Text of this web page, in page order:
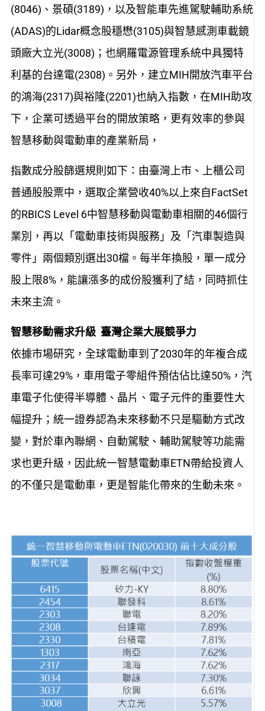
(8046)、景碩(3189)，以及智能車先進駕駛輔助系統
(ADAS)的Lidar概念股穩懋(3105)與智慧感測車載鏡
頭廠大立光(3008)；也網羅電源管理系統中具獨特
利基的台達電(2308)。另外，建立MIH開放汽車平台
的鴻海(2317)與裕隆(2201)也納入指數，在MIH助攻
下，企業可透過平台的開放策略，更有效率的參與
智慧移動與電動車的產業新局，
指數成分股篩選規則如下：由臺灣上市、上櫃公司
普通股股票中，選取企業營收40%以上來自FactSet
的RBICS Level 6中智慧移動與電動車相關的46個行
業別，再以「電動車技術與服務」及「汽車製造與
零件」兩個類別選出30檔。每半年換股，單一成分
股上限8%，能讓漲多的成份股獲利了結，同時抓住
未來主流。
智慧移動需求升級 臺灣企業大展競爭力
依據市場研究，全球電動車到了2030年的年複合成
長率可達29%，車用電子零組件預估佔比達50%，汽
車電子化使得半導體、晶片、電子元件的重要性大
幅提升；統一證券認為未來移動不只是驅動方式改
變，對於車內聯網、自動駕駛、輔助駕駛等功能需
求也更升級，因此統一智慧電動車ETN帶給投資人
的不僅只是電動車，更是智能化帶來的生動未來。